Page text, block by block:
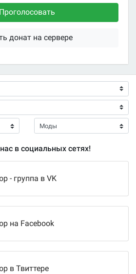
Проголосовать
донат на сервере
в социальных сетях!
- группа в VK
на Facebook
в Твиттере